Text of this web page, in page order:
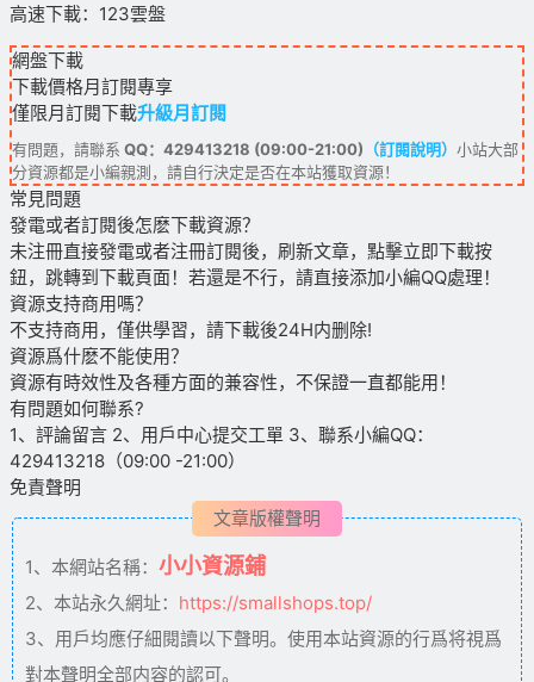
高速下載：123雲盤
網盤下載
下載價格月訂閱專享
僅限月訂閱下載升級月訂閱
有問題，請聯系 QQ：429413218 (09:00-21:00) （訂閱說明） 小站大部
分資源都是小編親測，請自行決定是否在本站獲取資源！
常見問題
發電或者訂閱後怎麽下載資源？
未注冊直接發電或者注冊訂閱後，刷新文章，點擊立即下載按
鈕，跳轉到下載頁面！若還是不行，請直接添加小編QQ處理！
資源支持商用嗎？
不支持商用，僅供學習，請下載後24H内删除!
資源爲什麽不能使用？
資源有時效性及各種方面的兼容性，不保證一直都能用！
有問題如何聯系?
1、評論留言 2、用戶中心提交工單 3、聯系小編QQ：
429413218（09:00 -21:00）
免責聲明
文章版權聲明
1、本網站名稱： 小小資源鋪
2、本站永久網址： https://smallshops.top/
3、用戶均應仔細閱讀以下聲明。使用本站資源的行爲将視爲
對本聲明全部内容的認可。